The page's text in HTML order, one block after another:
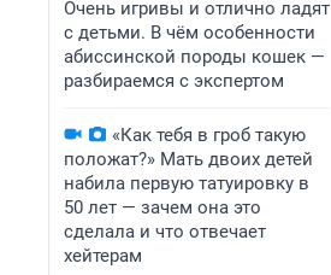
Очень игривы и отлично ладят
с детьми. В чём особенности
абиссинской породы кошек —
разбираемся с экспертом
«Как тебя в гроб такую
положат?» Мать двоих детей
набила первую татуировку в
50 лет — зачем она это
сделала и что отвечает
хейтерам